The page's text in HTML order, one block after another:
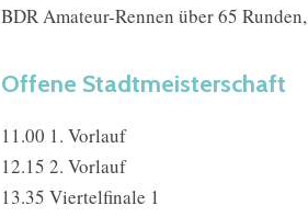
BDR Amateur-Rennen über 65 Runden,
Offene Stadtmeisterschaft
11.00 1. Vorlauf
12.15 2. Vorlauf
13.35 Viertelfinale 1